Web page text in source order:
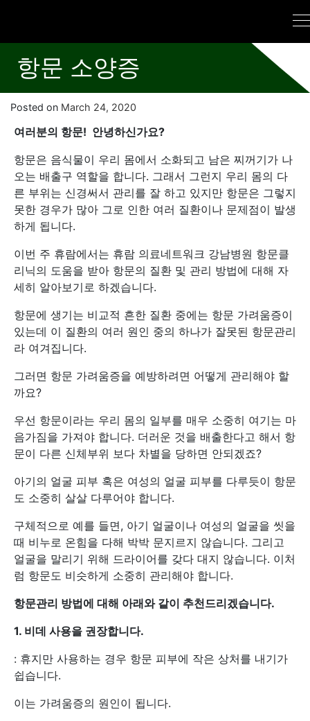
항문 소양증
Posted on March 24, 2020
여러분의 항문! 안녕하신가요?
항문은 음식물이 우리 몸에서 소화되고 남은 찌꺼기가 나
오는 배출구 역할을 합니다. 그래서 그런지 우리 몸의 다
른 부위는 신경써서 관리를 잘 하고 있지만 항문은 그렇지
못한 경우가 많아 그로 인한 여러 질환이나 문제점이 발생
하게 됩니다.
이번 주 휴람에서는 휴람 의료네트워크 강남병원 항문클
리닉의 도움을 받아 항문의 질환 및 관리 방법에 대해 자
세히 알아보기로 하겠습니다.
항문에 생기는 비교적 흔한 질환 중에는 항문 가려움증이
있는데 이 질환의 여러 원인 중의 하나가 잘못된 항문관리
라 여겨집니다.
그러면 항문 가려움증을 예방하려면 어떻게 관리해야 할
까요?
우선 항문이라는 우리 몸의 일부를 매우 소중히 여기는 마
음가짐을 가져야 합니다. 더러운 것을 배출한다고 해서 항
문이 다른 신체부위 보다 차별을 당하면 안되겠죠?
아기의 얼굴 피부 혹은 여성의 얼굴 피부를 다루듯이 항문
도 소중히 살살 다루어야 합니다.
구체적으로 예를 들면, 아기 얼굴이나 여성의 얼굴을 씻을
때 비누로 온힘을 다해 박박 문지르지 않습니다. 그리고
얼굴을 말리기 위해 드라이어를 갖다 대지 않습니다. 이처
럼 항문도 비슷하게 소중히 관리해야 합니다.
항문관리 방법에 대해 아래와 같이 추천드리겠습니다.
1. 비데 사용을 권장합니다.
: 휴지만 사용하는 경우 항문 피부에 작은 상처를 내기가
쉽습니다.
이는 가려움증의 원인이 됩니다.